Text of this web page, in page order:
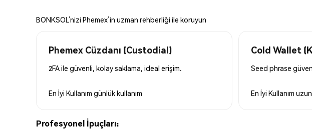
BONKSOL’nizi Phemex’in uzman rehberliği ile koruyun
Phemex Cüzdanı (Custodial)
2FA ile güvenli, kolay saklama, ideal erişim.
En İyi Kullanım günlük kullanım
Cold Wallet
Seed phrase
En İyi Kullanım
Profesyonel İpuçları: